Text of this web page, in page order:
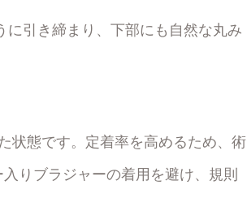
引き締まり、下部にも自然な丸み
状態です。定着率を高めるため、術
りブラジャーの着用を避け、規則